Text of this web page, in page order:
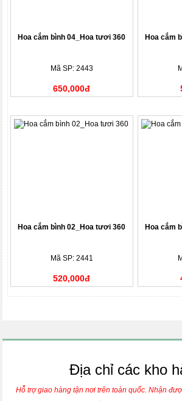
Hoa cắm bình 04_Hoa tươi 360
Mã SP: 2443
650,000đ
Hoa cắm
Hoa cắm bình 02_Hoa tươi 360
Mã SP: 2441
520,000đ
Hoa cắm
Địa chỉ các kho
Hỗ trợ giao hàng tận nơi trên toàn quốc. Nhận